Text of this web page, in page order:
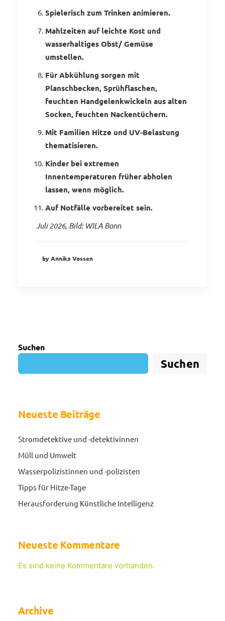
Spielerisch zum Trinken animieren.
Mahlzeiten auf leichte Kost und
wasserhaltiges Obst/ Gemüse
umstellen.
Für Abkühlung sorgen mit
Planschbecken, Sprühflaschen,
feuchten Handgelenkwickeln aus alten
Socken, feuchten Nackentüchern.
Mit Familien Hitze und UV-Belastung
thematisieren.
Kinder bei extremen
Innentemperaturen früher abholen
lassen, wenn möglich.
Auf Notfälle vorbereitet sein.
Juli 2026, Bild: WILA Bonn
by Annika Vossen
Suchen
Suchen
Neueste Beiträge
Stromdetektive und -detektivinnen
Müll und Umwelt
Wasserpolizistinnen und -polizisten
Tipps für Hitze-Tage
Herausforderung Künstliche Intelligenz
Neueste Kommentare
Es sind keine Kommentare vorhanden.
Archive